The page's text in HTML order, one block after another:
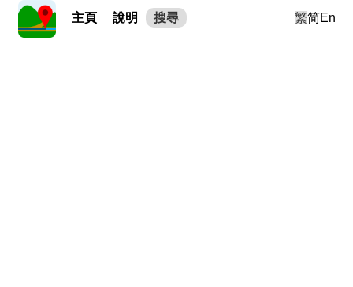
主頁 說明 搜尋 繁简En